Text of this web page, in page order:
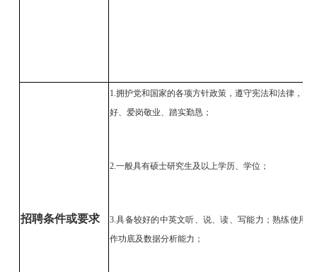
招聘条件或要求
1.拥护党和国家的各项方针政策，遵守宪法和法律，
好、爱岗敬业、踏实勤恳；
2.一般具有硕士研究生及以上学历、学位；
3.具备较好的中英文听、说、读、写能力；熟练使用
作功底及数据分析能力；